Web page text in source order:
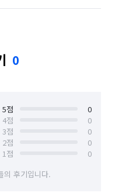
0
5점
0
4점
0
3점
0
2점
0
1점
0
의 후기입니다.